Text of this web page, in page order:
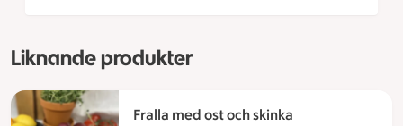
Liknande produkter
Fralla med ost och skinka